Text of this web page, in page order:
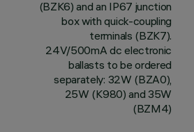
(BZK6) and an IP67 junction
box with quick-coupling
terminals (BZK7).
24V/500mA dc electronic
ballasts to be ordered
separately: 32W (BZA0),
25W (K980) and 35W
(BZM4)